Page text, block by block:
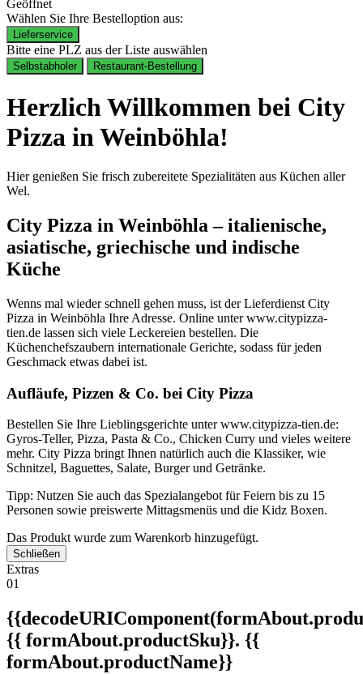
Geöffnet
Wählen Sie Ihre Bestelloption aus:
Lieferservice
Bitte eine PLZ aus der Liste auswählen
Selbstabholer Restaurant-Bestellung
Herzlich Willkommen bei City
Pizza in Weinböhla!
Hier genießen Sie frisch zubereitete Spezialitäten aus Küchen aller
Wel.
City Pizza in Weinböhla – italienische,
asiatische, griechische und indische
Küche
Wenns mal wieder schnell gehen muss, ist der Lieferdienst City
Pizza in Weinböhla Ihre Adresse. Online unter www.citypizza-
tien.de lassen sich viele Leckereien bestellen. Die
Küchenchefszaubern internationale Gerichte, sodass für jeden
Geschmack etwas dabei ist.
Aufläufe, Pizzen & Co. bei City Pizza
Bestellen Sie Ihre Lieblingsgerichte unter www.citypizza-tien.de:
Gyros-Teller, Pizza, Pasta & Co., Chicken Curry und vieles weitere
mehr. City Pizza bringt Ihnen natürlich auch die Klassiker, wie
Schnitzel, Baguettes, Salate, Burger und Getränke.
Tipp: Nutzen Sie auch das Spezialangebot für Feiern bis zu 15
Personen sowie preiswerte Mittagsmenüs und die Kidz Boxen.
Das Produkt wurde zum Warenkorb hinzugefügt.
Schließen
Extras
01
{{ formAbout.productSku}}. {{
formAbout.productName}}